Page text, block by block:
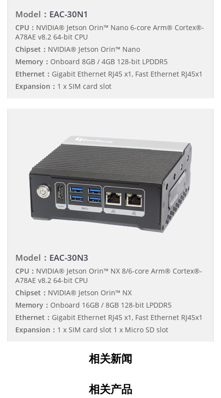
Model： EAC-30N1
CPU： NVIDIA® Jetson Orin™ Nano 6-core Arm® Cortex®-
A78AE v8.2 64-bit CPU
Chipset： NVIDIA® Jetson Orin™ Nano
Memory： Onboard 8GB / 4GB 128-bit LPDDR5
Ethernet： Gigabit Ethernet RJ45 x1, Fast Ethernet RJ45x1
Expansion： 1 x SIM card slot
Model： EAC-30N3
CPU： NVIDIA® Jetson Orin™ NX 8/6-core Arm® Cortex®-
A78AE v8.2 64-bit CPU
Chipset： NVIDIA® Jetson Orin™ NX
Memory： Onboard 16GB / 8GB 128-bit LPDDR5
Ethernet： Gigabit Ethernet RJ45 x1, Fast Ethernet RJ45x1
Expansion： 1 x SIM card slot 1 x Micro SD slot
相关新闻
相关产品